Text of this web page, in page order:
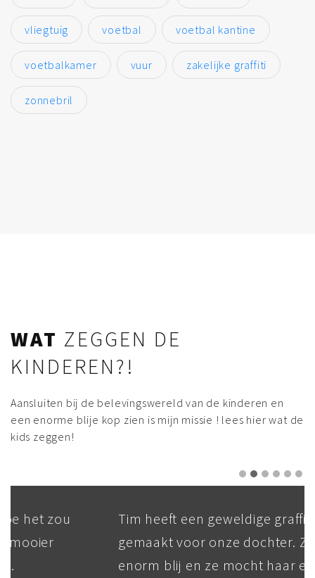
vliegtuig voetbal voetbal kantine
voetbalkamer vuur zakelijke graffiti
zonnebril
WAT ZEGGEN DE
KINDEREN?!
Aansluiten bij de belevingswereld van de kinderen en
een enorme blije kop zien is mijn missie ! lees hier wat de
kids zeggen!
Tim heeft een geweldige graffiti
gemaakt voor onze dochter. Ze is echt
enorm blij en ze mocht haar eigen